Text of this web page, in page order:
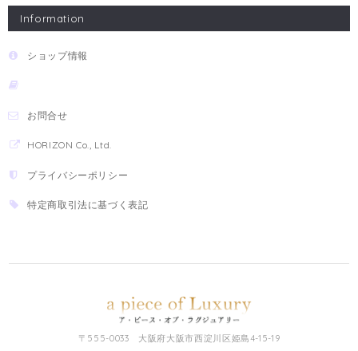
Information
ショップ情報
お問合せ
HORIZON Co., Ltd.
プライバシーポリシー
特定商取引法に基づく表記
〒555-0033 大阪府大阪市西淀川区姫島4-15-19